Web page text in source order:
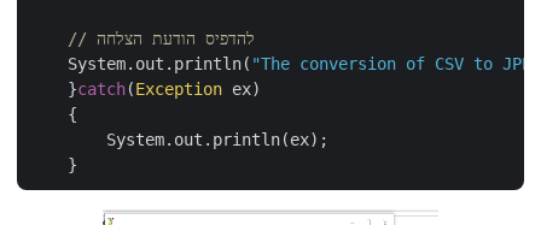
// להדפיס הודעת הצלחה
    System.out.println(
"The conversion of CSV to
    }
catch(Exception ex)
    {
        System.out.println(ex);